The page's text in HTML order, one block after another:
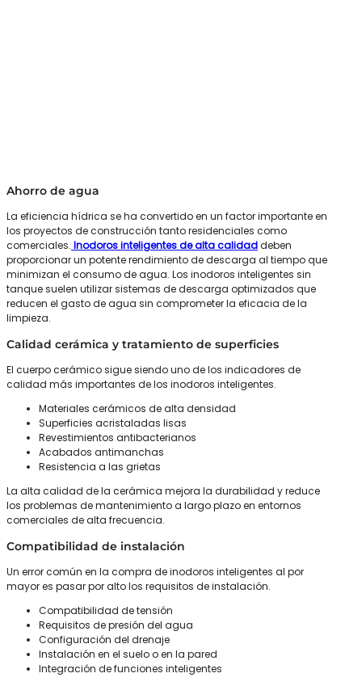
Ahorro de agua
La eficiencia hídrica se ha convertido en un factor importante en
los proyectos de construcción tanto residenciales como
comerciales. Inodoros inteligentes de alta calidaddeben
proporcionar un potente rendimiento de descarga al tiempo que
minimizan el consumo de agua. Los inodoros inteligentes sin
tanque suelen utilizar sistemas de descarga optimizados que
reducen el gasto de agua sin comprometer la eficacia de la
limpieza.
Calidad cerámica y tratamiento de superficies
El cuerpo cerámico sigue siendo uno de los indicadores de
calidad más importantes de los inodoros inteligentes.
Materiales cerámicos de alta densidad
Superficies acristaladas lisas
Revestimientos antibacterianos
Acabados antimanchas
Resistencia a las grietas
La alta calidad de la cerámica mejora la durabilidad y reduce
los problemas de mantenimiento a largo plazo en entornos
comerciales de alta frecuencia.
Compatibilidad de instalación
Un error común en la compra de inodoros inteligentes al por
mayor es pasar por alto los requisitos de instalación.
Compatibilidad de tensión
Requisitos de presión del agua
Configuración del drenaje
Instalación en el suelo o en la pared
Integración de funciones inteligentes